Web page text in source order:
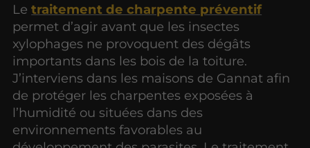
Letraitement de charpente préventif
permet d’agir avant que les insectes
xylophages ne provoquent des dégâts
importants dans les bois de la toiture.
J’interviens dans les maisons de Gannat afin
de protéger les charpentes exposées à
l’humidité ou situées dans des
environnements favorables au